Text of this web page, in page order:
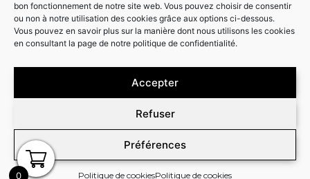
bon fonctionnement de notre site web. Vous pouvez choisir de consentir
ou non à notre utilisation des cookies grâce aux options ci-dessous.
Vous pouvez en savoir plus sur la manière dont nous utilisons les cookies
en consultant la page de notre politique de confidentialité.
Accepter
Refuser
Préférences
Politique de cookiesPolitique de cookies
Paiement sécurisé
0